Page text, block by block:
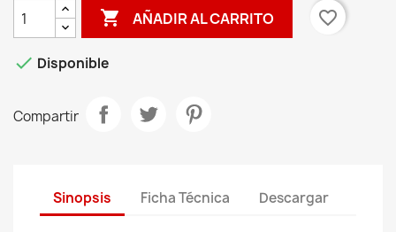
 AÑADIR AL CARRITO favorite_border
 Disponible
Compartir
Sinopsis Ficha Técnica Descargar